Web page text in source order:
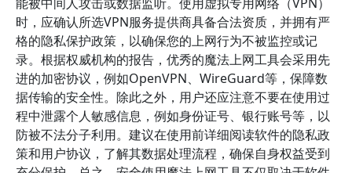
时，应确认所选VPN服务提供商具备合法资质，并拥有严
格的隐私保护政策，以确保您的上网行为不被监控或记
录。根据权威机构的报告，优秀的魔法上网工具会采用先
进的加密协议，例如OpenVPN、WireGuard等，保障数
据传输的安全性。除此之外，用户还应注意不要在使用过
程中泄露个人敏感信息，例如身份证号、银行账号等，以
防被不法分子利用。建议在使用前详细阅读软件的隐私政
策和用户协议，了解其数据处理流程，确保自身权益受到